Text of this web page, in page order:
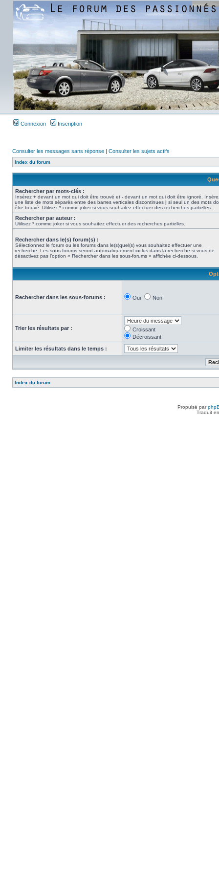
Connexion Inscription
Consulter les messages sans réponse | Consulter les sujets actifs
Index du forum
Rechercher par mots-clés :
Insérez + devant un mot qui doit être trouvé et - devant un mot qui doit être ignoré.
une liste de mots séparés entre des barres verticales discontinues | si seul un des mots
être trouvé. Utilisez * comme joker si vous souhaitez effectuer des recherches partielles.
Rechercher par auteur :
Utilisez * comme joker si vous souhaitez effectuer des recherches partielles.
Rechercher dans le(s) forum(s) :
Sélectionnez le forum ou les forums dans le(s)quel(s) vous souhaitez effectuer une
recherche. Les sous-forums seront automatiquement inclus dans la recherche si vous ne
désactivez pas l’option « Rechercher dans les sous-forums » affichée ci-dessous.
Rechercher dans les sous-forums : Oui Non
Trier les résultats par :
Croissant
Décroissant
Limiter les résultats dans le temps :
Index du forum
Propulsé par
Traduit